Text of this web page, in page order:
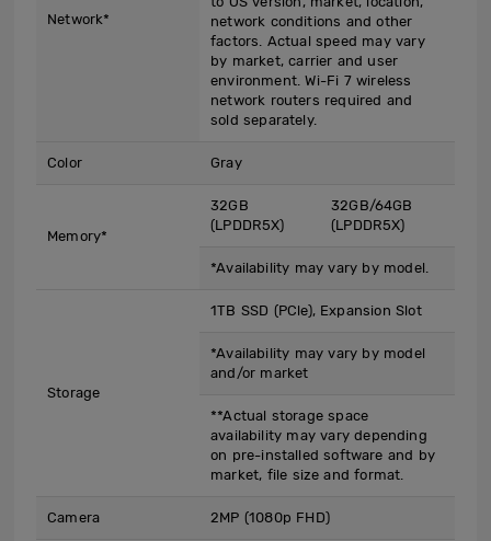
Network*
network conditions and other
factors. Actual speed may vary
by market, carrier and user
environment. Wi-Fi 7 wireless
network routers required and
sold separately.
Color Gray
Memory*
32GB
(LPDDR5X)
32GB/64GB
(LPDDR5X)
*Availability may vary by model.
Storage
1TB SSD (PCle), Expansion Slot
*Availability may vary by model
and/or market
**Actual storage space
availability may vary depending
on pre-installed software and by
market, file size and format.
Camera 2MP (1080p FHD)